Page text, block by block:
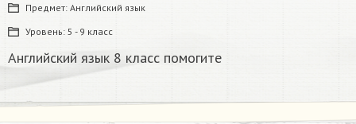
Предмет: Английский язык
Уровень: 5 - 9 класс
Английский язык 8 класс помогите